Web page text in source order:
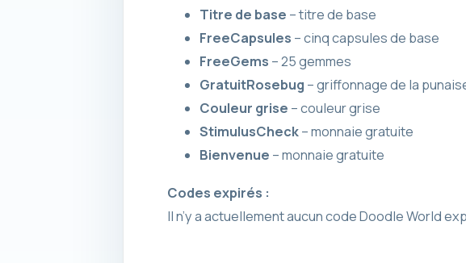
Titre de base – titre de base
FreeCapsules – cinq capsules de base
FreeGems – 25 gemmes
GratuitRosebug – griffonnage de la
Couleur grise – couleur grise
StimulusCheck– monnaie gratuite
Bienvenue – monnaie gratuite
Codes expirés :
Il n’y a actuellement aucun code Doodle World